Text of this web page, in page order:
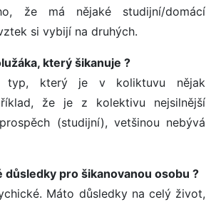
že má nějaké studijní/domácí
si vybijí na druhých.
který šikanuje ?
typ, který je v koliktuvu nějak
že je z kolektivu nejsilnější
(studijní), vetšinou nebývá
důsledky pro šikanovanou osobu ?
Máto důsledky na celý život,